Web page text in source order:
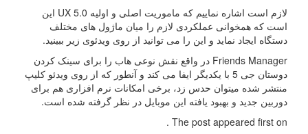
لازم است اشاره نماییم که ماموریت اصلی و اولیه UX 5.0 این
است که همخوانی عملکردی لازم را میان ماژول های مختلف
دستگاه ایجاد نماید و این را می توانید از روی ویدئوی زیر ببینید.
Friends Manager در واقع نقش نوعی هاب را برای سینک کردن
دوستان جی 5 با یکدیگر ایفا می کند و آنطور که از روی ویدئو کلیپ
منتشر شده میتوان حدس زد، برخی امکانات نرم افزاری هم برای
دوربین جدید و بهبود یافته این موبایل در نظر گرفته شده است.
The post appeared first on .